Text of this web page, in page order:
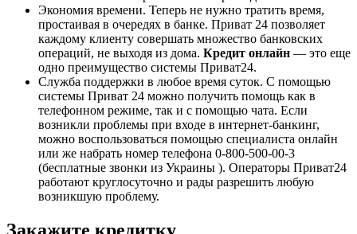
Экономия времени. Теперь не нужно тратить время,
простаивая в очередях в банке. Приват 24 позволяет
каждому клиенту совершать множество банковских
операций, не выходя из дома. Кредит онлайн — это еще
одно преимущество системы Приват24.
Служба поддержки в любое время суток. С помощью
системы Приват 24 можно получить помощь как в
телефонном режиме, так и с помощью чата. Если
возникли проблемы при входе в интернет-банкинг,
можно воспользоваться помощью специалиста онлайн
или же набрать номер телефона 0-800-500-00-3
(бесплатные звонки из Украины ). Операторы Приват24
работают круглосуточно и рады разрешить любую
возникшую проблему.